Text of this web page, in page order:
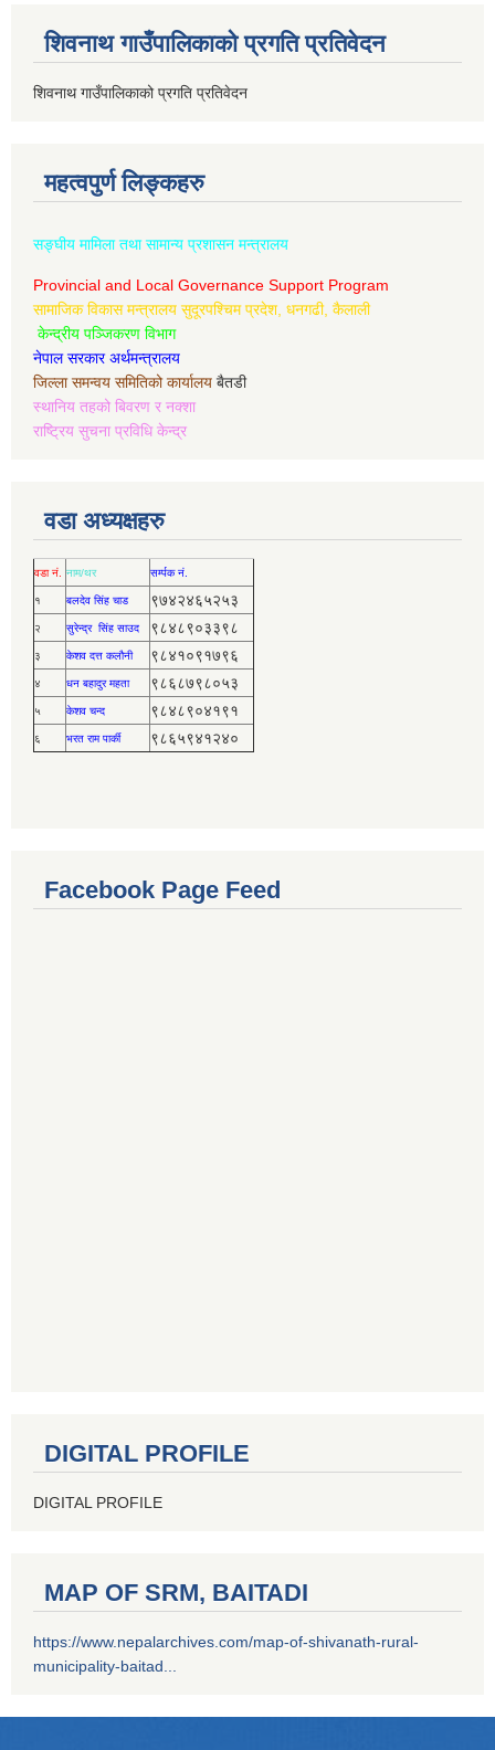
शिवनाथ गाउँपालिकाको प्रगति प्रतिवेदन
शिवनाथ गाउँपालिकाको प्रगति प्रतिवेदन
महत्वपुर्ण लिङ्कहरु
सङ्घीय मामिला तथा सामान्य प्रशासन मन्त्रालय
Provincial and Local Governance Support Program
सामाजिक विकास मन्त्रालय सुदूरपश्चिम प्रदेश, धनगढी, कैलाली
केन्द्रीय पञ्जिकरण विभाग
नेपाल सरकार अर्थमन्त्रालय
जिल्ला समन्वय समितिको कार्यालय बैतडी
स्थानिय तहको बिवरण र नक्शा
राष्ट्रिय सुचना प्रविधि केन्द्र
वडा अध्यक्षहरु
वडा नं. नाम/थर सर्म्पक नं.
१ बलदेव सिंह चाड ९७४२४६५२५३
२ सुरेन्द्र सिंह साउद ९८४८९०३३९८
३ केशव दत्त कलौनी ९८४१०९१७९६
४ धन बहादुर महता ९८६८७९८०५३
५ केशव चन्द ९८४८९०४१९१
६ भरत राम पार्की ९८६५९४१२४०
Facebook Page Feed
DIGITAL PROFILE
DIGITAL PROFILE
MAP OF SRM, BAITADI
https://www.nepalarchives.com/map-of-shivanath-rural-
municipality-baitad...